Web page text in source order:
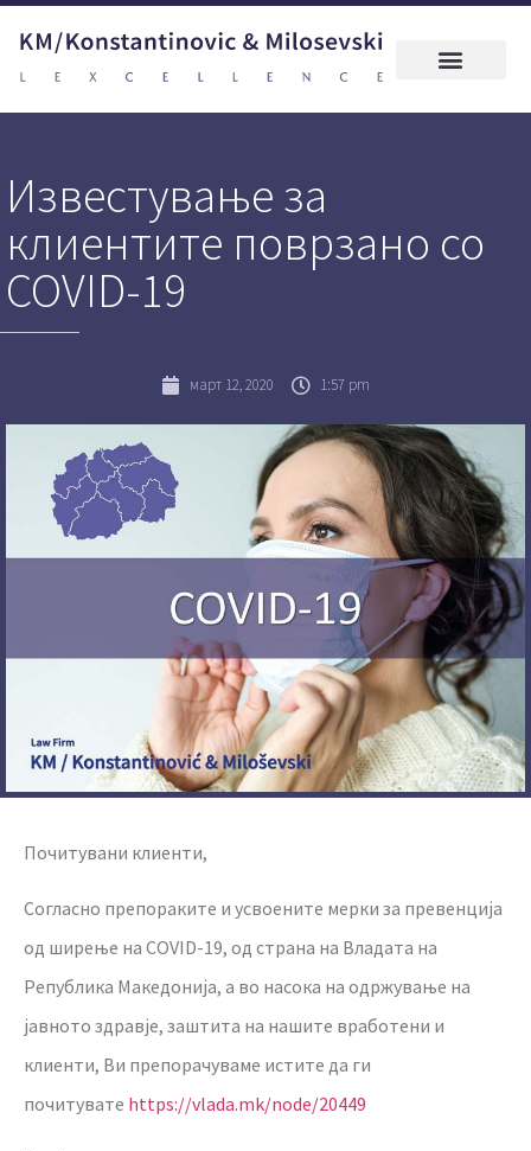
Известување за
клиентите поврзано со
COVID-19
март 12, 2020 1:57 pm
Почитувани клиенти,
Согласно препораките и усвоените мерки за превенција
од ширење на COVID-19, од страна на Владата на
Република Македонија, а во насока на одржување на
јавното здравје, заштита на нашите вработени и
клиенти, Ви препорачуваме истите да ги
почитувате https://vlada.mk/node/20449